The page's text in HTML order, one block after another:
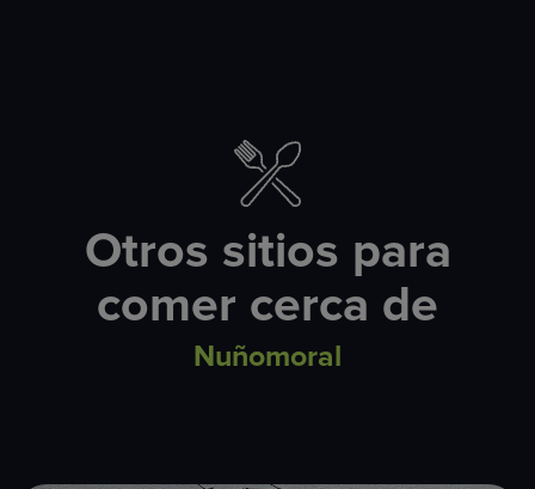
Otros sitios para
comer cerca de
Nuñomoral